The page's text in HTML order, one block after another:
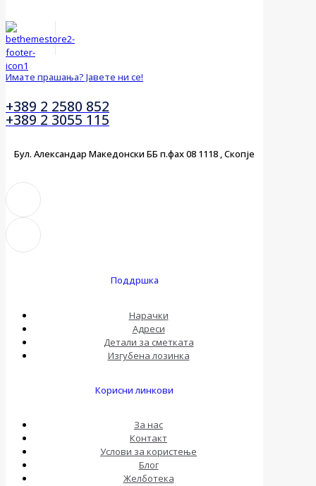
Имате прашања? Јавете ни се!
+389 2 2580 852
+389 2 3055 115
Бул. Александар Македонски ББ п.фах 08 1118 , Скопје
Поддршка
Нарачки
Адреси
Детали за сметката
Изгубена лозинка
Корисни линкови
За нас
Контакт
Услови за користење
Блог
Желботека